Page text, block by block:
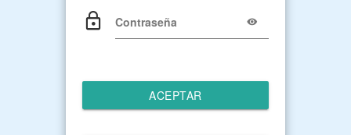
Contraseña
ACEPTAR